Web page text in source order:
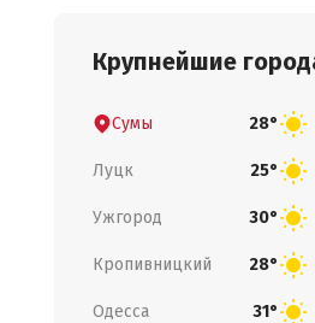
Крупнейшие
Сумы 28°
Луцк 25°
Ужгород 30°
Кропивницкий 28°
Одесса 31°